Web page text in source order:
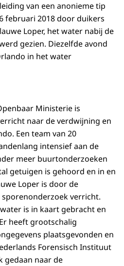
van een anonieme tip
februari 2018 door duikers
Loper, het water nabij de
gezien. Diezelfde avond
in het water
Ministerie is
naar de verdwijning en
Een team van 20
intensief aan de
meer buurtonderzoeken
getuigen is gehoord en in en
Loper is door de
verricht.
is in kaart gebracht en
heeft grootschalig
plaatsgevonden en
Forensisch Instituut
gedaan naar de